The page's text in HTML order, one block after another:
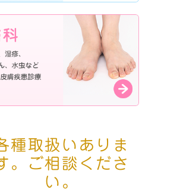
種取扱いありま
。ご相談くださ
い。